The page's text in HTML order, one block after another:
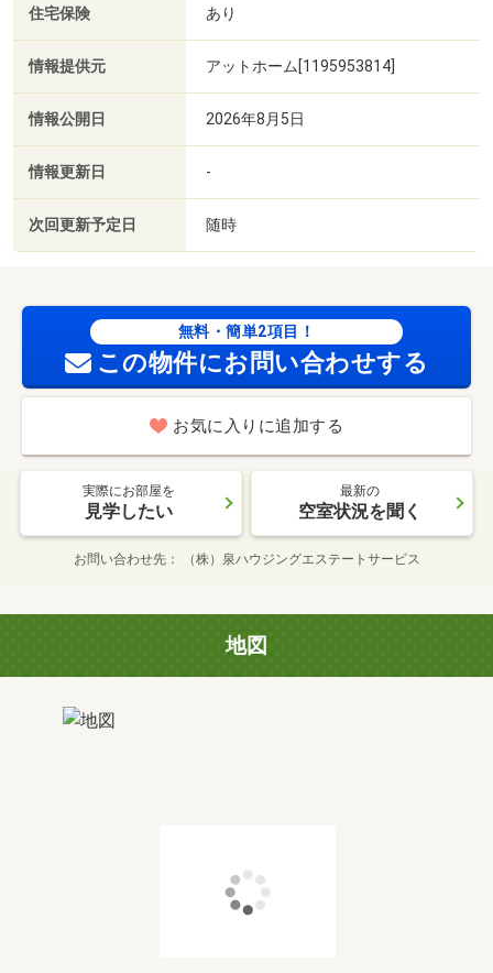
住宅保険 あり
情報提供元 アットホーム[1195953814]
情報公開日 2026年8月5日
情報更新日 -
次回更新予定日 随時
無料・簡単2項目！
この物件にお問い合わせする
お気に入りに追加する
実際にお部屋を
見学したい
最新の
空室状況を聞く
お問い合わせ先 （株）泉ハウジングエステートサービス
地図